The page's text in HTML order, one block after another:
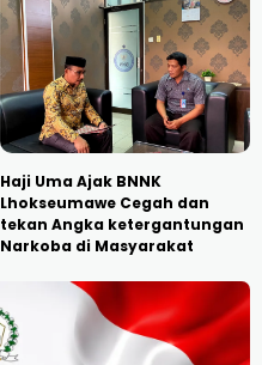
Haji Uma Ajak BNNK
Lhokseumawe Cegah dan
tekan Angka ketergantungan
Narkoba di Masyarakat